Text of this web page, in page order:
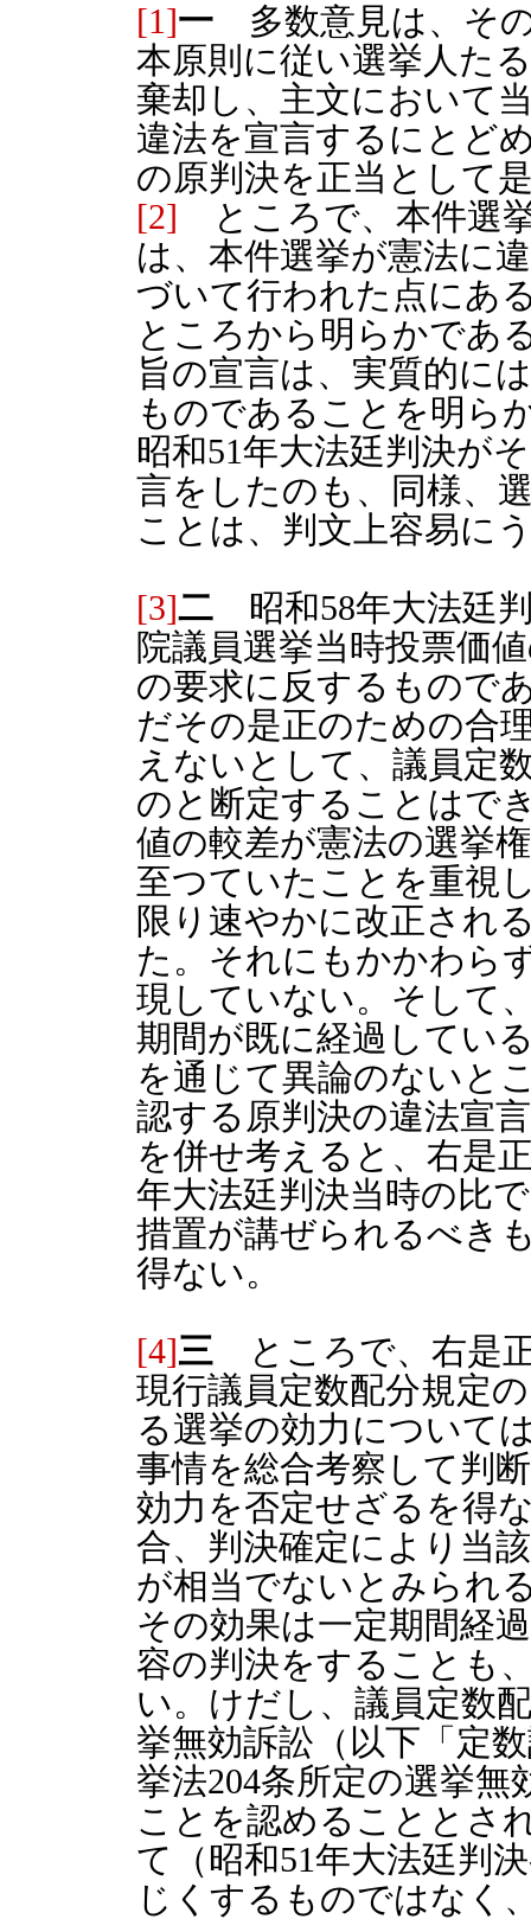
[1]一 多数意見は、そ
本原則に従い選挙人た
棄却し、主文において
違法を宣言するにとど
の原判決を正当として
[2] ところで、本件選
は、本件選挙が憲法に
づいて行われた点にあ
ところから明らかであ
旨の宣言は、実質的に
ものであることを明ら
昭和51年大法廷判決が
言をしたのも、同様、
ことは、判文上容易に
[3]二 昭和58年大法廷
院議員選挙当時投票価
の要求に反するもので
だその是正のための合
えないとして、議員定
のと断定することはで
値の較差が憲法の選挙
至つていたことを重視
限り速やかに改正され
た。それにもかかわら
現していない。そして
期間が既に経過してい
を通じて異論のないと
認する原判決の違法宣
を併せ考えると、右是
年大法廷判決当時の比
措置が講ぜられるべき
得ない。
[4]三 ところで、右是
現行議員定数配分規定
る選挙の効力について
事情を総合考察して判
効力を否定せざるを得
合、判決確定により当
が相当でないとみられ
その効果は一定期間経
容の判決をすることも
い。けだし、議員定数
挙無効訴訟（以下「定
挙法204条所定の選挙
ことを認めることとさ
て（昭和51年大法廷判
じくするものではなく